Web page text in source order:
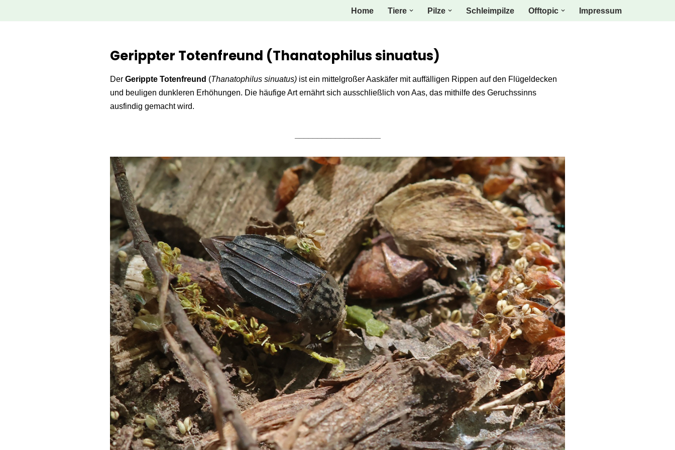
Home Tiere Pilze Schleimpilze Offtopic Impressum
Gerippter Totenfreund (Thanatophilus sinuatus)
Der Gerippte Totenfreund (Thanatophilus sinuatus) ist ein mittelgroßer Aaskäfer mit auffälligen Rippen auf den Flügeldecken
und beuligen dunkleren Erhöhungen. Die häufige Art ernährt sich ausschließlich von Aas, das mithilfe des Geruchssinns
ausfindig gemacht wird.